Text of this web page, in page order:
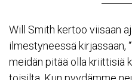
Will Smith kertoo viisaan
ilmestyneessä kirjassaan,
meidän pitää olla kriittisiä